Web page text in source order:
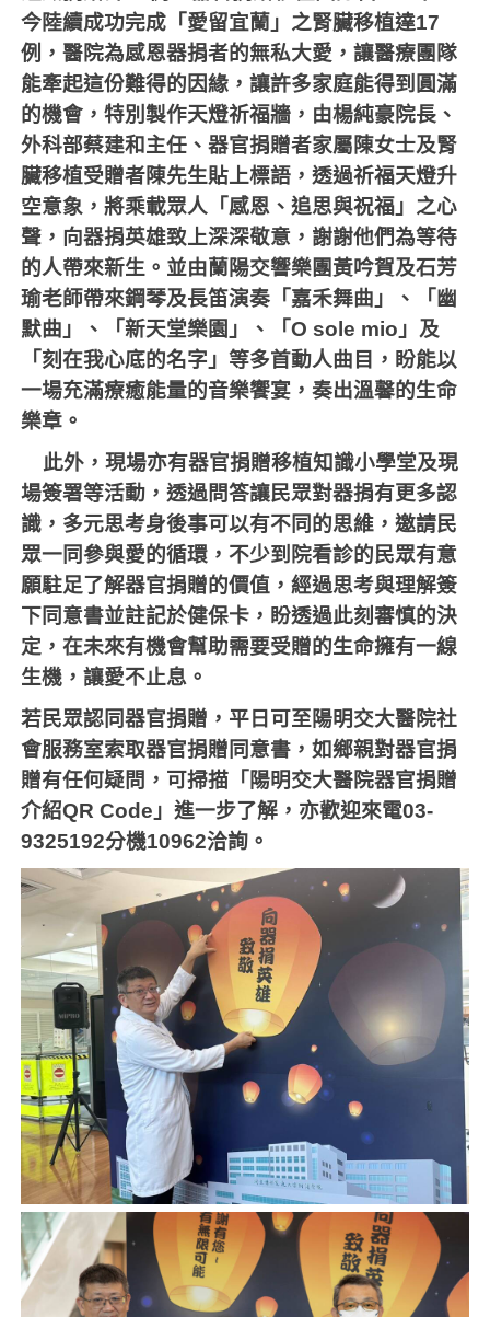
今陸續成功完成「愛留宜蘭」之腎臟移植達17
例，醫院為感恩器捐者的無私大愛，讓醫療團隊
能牽起這份難得的因緣，讓許多家庭能得到圓滿
的機會，特別製作天燈祈福牆，由楊純豪院長、
外科部蔡建和主任、器官捐贈者家屬陳女士及腎
臟移植受贈者陳先生貼上標語，透過祈福天燈升
空意象，將乘載眾人「感恩、追思與祝福」之心
聲，向器捐英雄致上深深敬意，謝謝他們為等待
的人帶來新生。並由蘭陽交響樂團黃吟賀及石芳
瑜老師帶來鋼琴及長笛演奏「嘉禾舞曲」、「幽
默曲」、「新天堂樂園」、「O sole mio 」及
「刻在我心底的名字」等多首動人曲目，盼能以
一場充滿療癒能量的音樂饗宴，奏出溫馨的生命
樂章。
此外，現場亦有器官捐贈移植知識小學堂及現
場簽署等活動，透過問答讓民眾對器捐有更多認
識，多元思考身後事可以有不同的思維，邀請民
眾一同參與愛的循環，不少到院看診的民眾有意
願駐足了解器官捐贈的價值，經過思考與理解簽
下同意書並註記於健保卡，盼透過此刻審慎的決
定，在未來有機會幫助需要受贈的生命擁有一線
生機，讓愛不止息。
若民眾認同器官捐贈，平日可至陽明交大醫院社
會服務室索取器官捐贈同意書，如鄉親對器官捐
贈有任何疑問，可掃描「陽明交大醫院器官捐贈
介紹QR Code 」進一步了解，亦歡迎來電03-
9325192分機10962洽詢。